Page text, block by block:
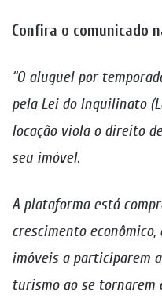
Confira o comunicado
“O aluguel por
pela Lei do Inquilinato
locação viola o direito
seu imóvel.
A plataforma está
crescimento
imóveis a participarem
turismo ao se tornarem